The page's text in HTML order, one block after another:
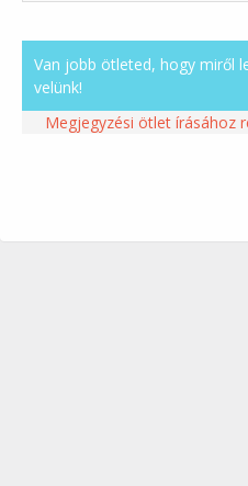
Van jobb ötleted, hogy miről
velünk!
Megjegyzési ötlet írásához